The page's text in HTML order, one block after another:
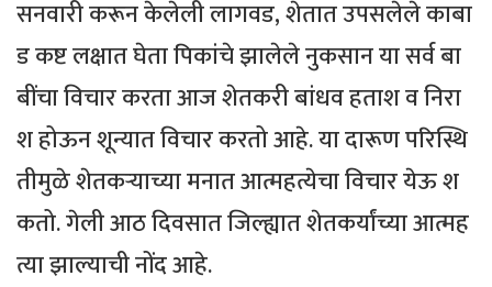
सनवारी करून केलेली लागवड, शेतात उपसलेले काबा
ड कष्ट लक्षात घेता पिकांचे झालेले नुकसान या सर्व बा
बींचा विचार करता आज शेतकरी बांधव हताश व निरा
श होऊन शून्यात विचार करतो आहे. या दारूण परिस्थि
तीमुळे शेतकऱ्याच्या मनात आत्महत्येचा विचार येऊ श
कतो. गेली आठ दिवसात जिल्ह्यात शेतकर्यांच्या आत्मह
त्या झाल्याची नोंद आहे.